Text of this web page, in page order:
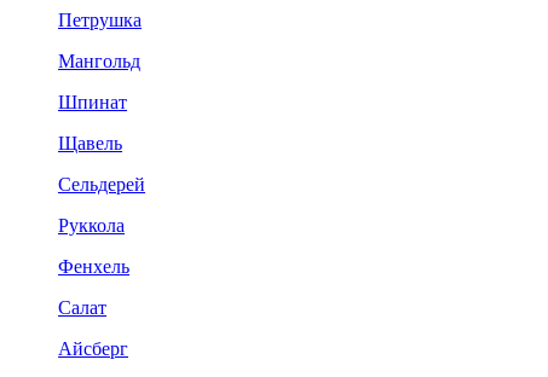
Петрушка
Мангольд
Шпинат
Щавель
Сельдерей
Руккола
Фенхель
Салат
Айсберг